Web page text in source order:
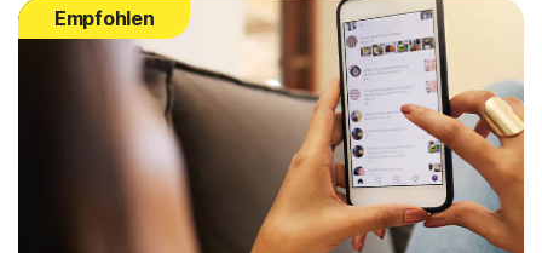
Empfohlen